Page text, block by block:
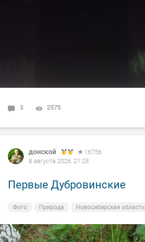
3 2575
донской
16756
8 августа 2026, 21:28
Первые Дубровинские
Фото Природа Новосибирская область